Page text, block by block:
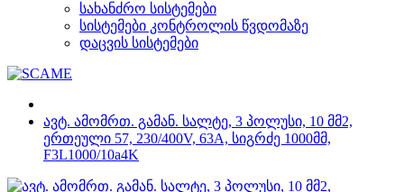
სახანძრო სისტემები
სისტემები კონტროლის წვდომაზე
დაცვის სისტემები
ავტ. ამომრთ. გამან. სალტე, 3 პოლუსი, 10 მმ2,
ერთეული 57, 230/400V, 63A, სიგრძე 1000მმ,
F3L1000/10a4K